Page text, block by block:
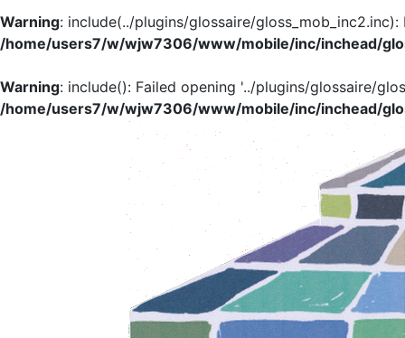
Warning: include(../plugins/glossaire/
/home/users7/w/wjw7306/www/mobile/inc/inchead/
Warning: include(): Failed opening '../plugins/glossaire/
/home/users7/w/wjw7306/www/mobile/inc/inchead/